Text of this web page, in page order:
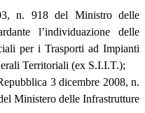
n. 918 del Ministro delle
l’individuazione delle
per i Trasporti ad Impianti
Territoriali (ex S.I.I.T.);
3 dicembre 2008, n.
Ministero delle Infrastrutture